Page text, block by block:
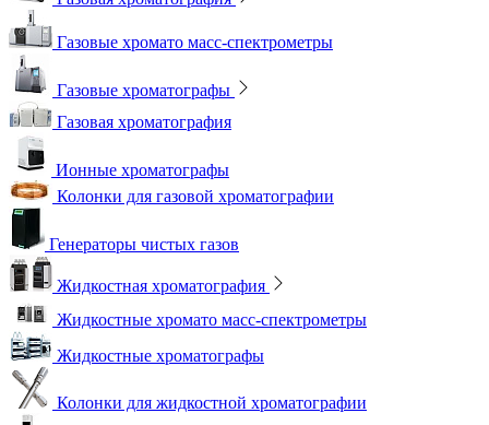
Газовые хромато масс-спектрометры
Газовые хроматографы
Газовая хроматография
Ионные хроматографы
Колонки для газовой хроматографии
Генераторы чистых газов
Жидкостная хроматография
Жидкостные хромато масс-спектрометры
Жидкостные хроматографы
Колонки для жидкостной хроматографии